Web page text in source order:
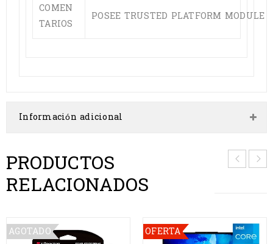
COMEN
TARIOS
POSEE TRUSTED PLATFORM MODULE
Información adicional
PRODUCTOS
RELACIONADOS
AGOTADO OFERTA